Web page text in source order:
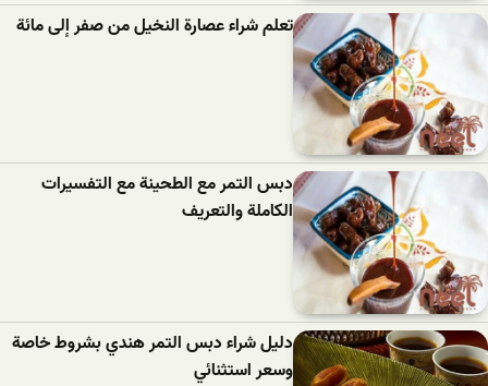
تعلم شراء عصارة النخيل من صفر إلى مائة
دبس التمر مع الطحينة مع التفسيرات
الكاملة والتعريف
دليل شراء دبس التمر هندي بشروط خاصة
وسعر استثنائي